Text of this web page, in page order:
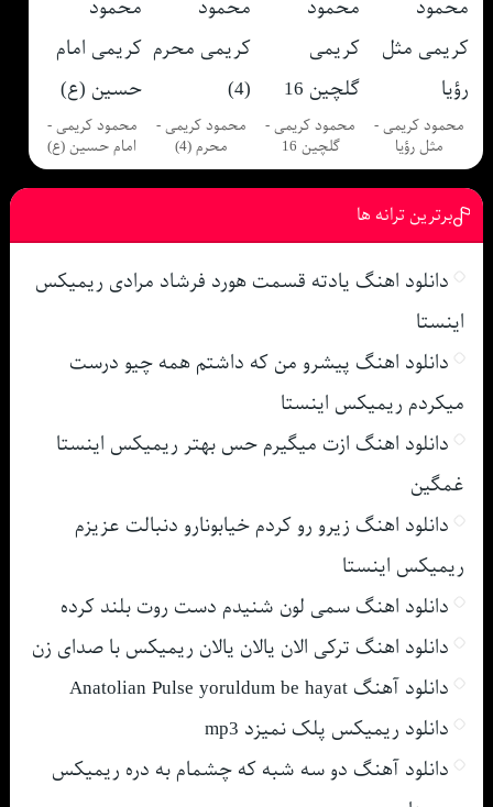
محمود کریمی -
مثل رؤیا
محمود کریمی -
گلچین 16
محمود کریمی -
محرم (4)
محمود کریمی -
امام حسین (ع)
برترین ترانه ها
دانلود اهنگ یادته قسمت هورد فرشاد مرادی ریمیکس
اینستا
دانلود اهنگ پیشرو من که داشتم همه چیو درست
میکردم ریمیکس اینستا
دانلود اهنگ ازت میگیرم حس بهتر ریمیکس اینستا
غمگین
دانلود اهنگ زیرو رو کردم خیابونارو دنبالت عزیزم
ریمیکس اینستا
دانلود اهنگ سمی لون شنیدم دست روت بلند کرده
دانلود اهنگ ترکی الان یالان یالان ریمیکس با صدای زن
دانلود آهنگ Anatolian Pulse yoruldum be hayat
دانلود ریمیکس پلک نمیزد mp3
دانلود آهنگ دو سه شبه که چشمام به دره ریمیکس